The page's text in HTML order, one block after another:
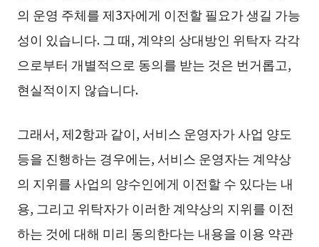
의 운영 주체를 제3자에게 이전할 필요가 생길 가능
성이 있습니다. 그 때, 계약의 상대방인 위탁자 각각
으로부터 개별적으로 동의를 받는 것은 번거롭고,
현실적이지 않습니다.
그래서, 제2항과 같이, 서비스 운영자가 사업 양도
등을 진행하는 경우에는, 서비스 운영자는 계약상
의 지위를 사업의 양수인에게 이전할 수 있다는 내
용, 그리고 위탁자가 이러한 계약상의 지위를 이전
하는 것에 대해 미리 동의한다는 내용을 이용 약관